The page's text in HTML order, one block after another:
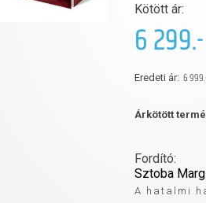
Kötött ár:
6 299.-
Eredeti ár: 6
Árkötött
Fordító:
Sztoba
A hatalmi